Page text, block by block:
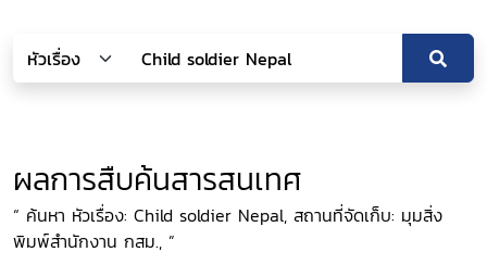
ผลการสืบค้นสารสนเทศ
“ ค้นหา หัวเรื่อง: Child soldier Nepal, สถานที่จัดเก็บ: มุมสิ่ง
พิมพ์สำนักงาน กสม., ”